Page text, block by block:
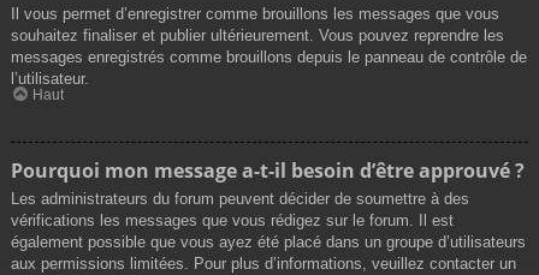
Il vous permet d’enregistrer comme brouillons les messages que vous
souhaitez finaliser et publier ultérieurement. Vous pouvez reprendre les
messages enregistrés comme brouillons depuis le panneau de contrôle de
l’utilisateur.
Haut
Pourquoi mon message a-t-il besoin d’être approuvé ?
Les administrateurs du forum peuvent décider de soumettre à des
vérifications les messages que vous rédigez sur le forum. Il est
également possible que vous ayez été placé dans un groupe d’utilisateurs
aux permissions limitées. Pour plus d’informations, veuillez contacter un